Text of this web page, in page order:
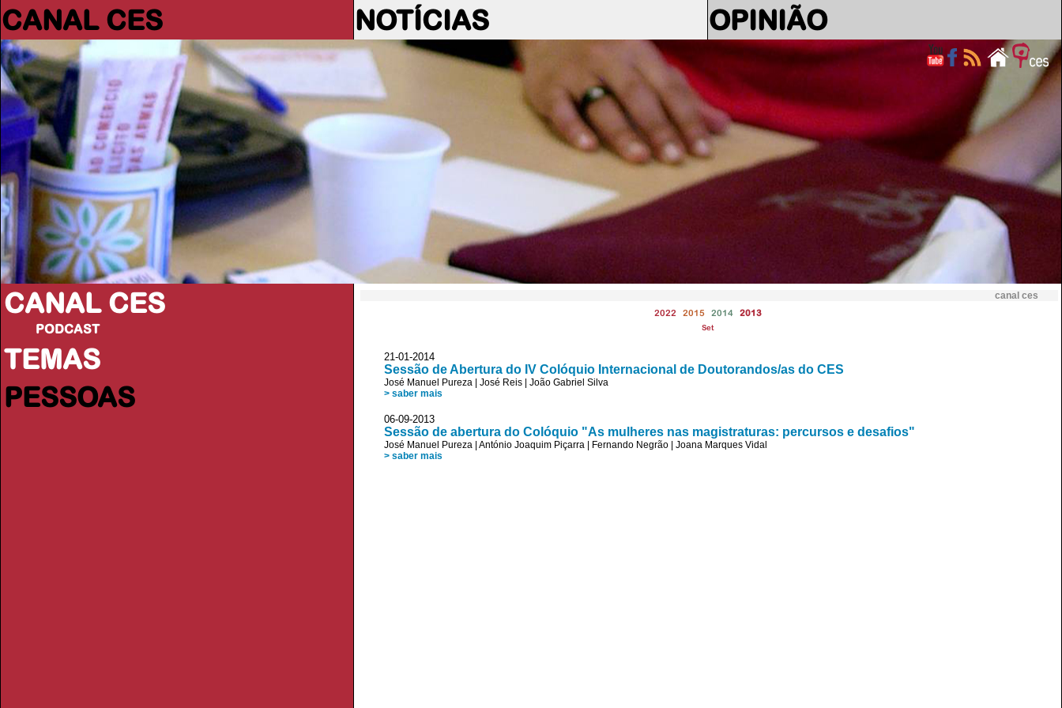
CANAL CES NOTÍCIAS OPINIÃO
CANAL CES
PODCAST
TEMAS
PESSOAS
canal ces
2022 2015 2014 2013
Set
21-01-2014
Sessão de Abertura do IV Colóquio Internacional de Doutorandos/as do CES
José Manuel Pureza José Reis
João Gabriel Silva
> saber mais
06-09-2013
Sessão de abertura do Colóquio "As mulheres nas magistraturas: percursos e desafios"
José Manuel Pureza António Joaquim Piçarra Fernando Negrão
Joana Marques Vidal
> saber mais